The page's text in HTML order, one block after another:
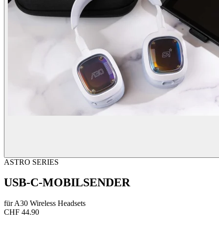
ASTRO SERIES
USB-C-MOBILSENDER
für A30 Wireless Headsets
CHF 44.90